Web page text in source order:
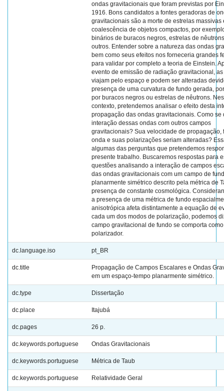
ondas gravitacionais que foram previstas por
1916. Bons candidatos a fontes geradoras de
gravitacionais são a morte de estrelas massivas
coalescência de objetos compactos, por
binários de buracos negros, estrelas de
outros. Entender sobre a natureza das ondas
bem como seus efeitos nos forneceria grandes
para validar por completo a teoria de Einstein.
evento de emissão de radiação gravitacional,
viajam pelo espaço e podem ser alteradas
presença de uma curvatura de fundo gerada,
por buracos negros ou estrelas de nêutrons.
contexto, pretendemos analisar o efeito desta
propagação das ondas gravitacionais. Como se
interação dessas ondas com outros campos
gravitacionais? Sua velocidade de propagação,
onda e suas polarizações seriam alteradas?
algumas das perguntas que pretendemos
presente trabalho. Buscaremos respostas para
questões analisando a interação de campos
das ondas gravitacionais com um campo de
planarmente simétrico descrito pela métrica de
presença de constante cosmológica.
a presença de uma métrica de fundo
anisotrópica afeta distintamente a equação de
cada um dos modos de polarização, podemos
campo gravitacional de fundo se comporta
polarizador.
dc.language.iso pt_BR
dc.title
Propagação de Campos Escalares e Ondas
em um espaço-tempo planarmente simétrico.
dc.type Dissertação
dc.place Itajubá
dc.pages 26 p.
dc.keywords.portuguese Ondas Gravitacionais
dc.keywords.portuguese Métrica de Taub
dc.keywords.portuguese Relatividade Geral